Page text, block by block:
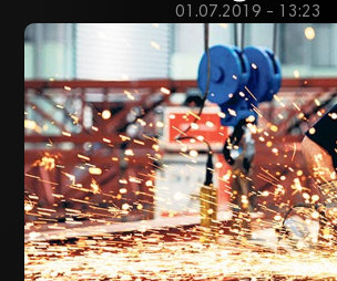
01.07.2019 - 13:23